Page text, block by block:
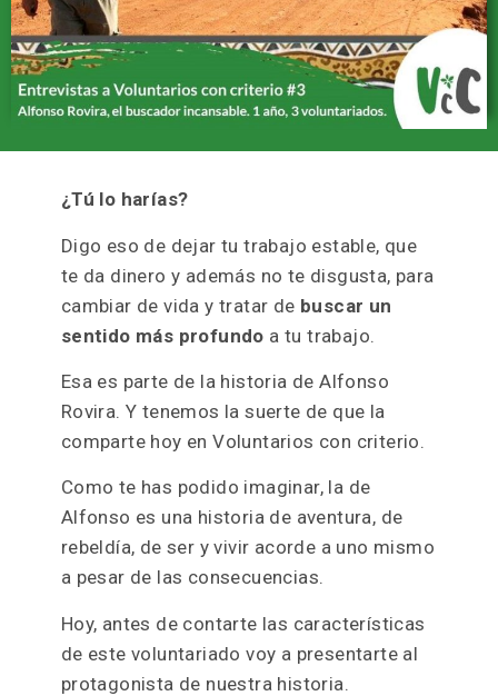
¿Tú lo harías?
Digo eso de dejar tu trabajo estable, que
te da dinero y además no te disgusta, para
cambiar de vida y tratar de buscar un
sentido más profundo a tu trabajo.
Esa es parte de la historia de Alfonso
Rovira. Y tenemos la suerte de que la
comparte hoy en Voluntarios con criterio.
Como te has podido imaginar, la de
Alfonso es una historia de aventura, de
rebeldía, de ser y vivir acorde a uno mismo
a pesar de las consecuencias.
Hoy, antes de contarte las características
de este voluntariado voy a presentarte al
protagonista de nuestra historia.